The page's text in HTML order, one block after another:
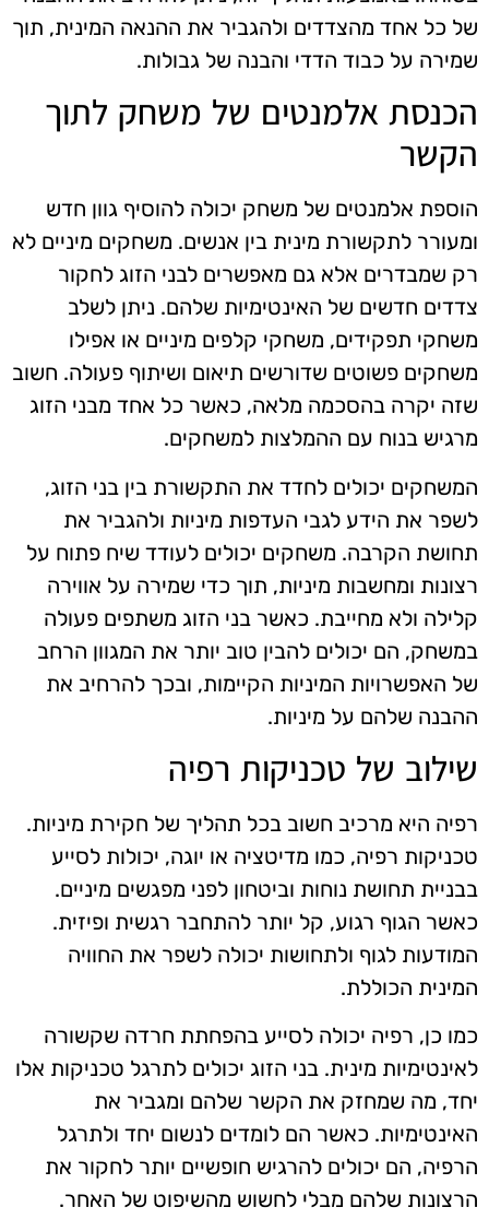
של כל אחד מהצדדים ולהגביר את ההנאה המינית, תוך
שמירה על כבוד הדדי והבנה של גבולות.
הכנסת אלמנטים של משחק לתוך
הקשר
הוספת אלמנטים של משחק יכולה להוסיף גוון חדש
ומעורר לתקשורת מינית בין אנשים. משחקים מיניים לא
רק שמבדרים אלא גם מאפשרים לבני הזוג לחקור
צדדים חדשים של האינטימיות שלהם. ניתן לשלב
משחקי תפקידים, משחקי קלפים מיניים או אפילו
משחקים פשוטים שדורשים תיאום ושיתוף פעולה. חשוב
שזה יקרה בהסכמה מלאה, כאשר כל אחד מבני הזוג
מרגיש בנוח עם ההמלצות למשחקים.
המשחקים יכולים לחדד את התקשורת בין בני הזוג,
לשפר את הידע לגבי העדפות מיניות ולהגביר את
תחושת הקרבה. משחקים יכולים לעודד שיח פתוח על
רצונות ומחשבות מיניות, תוך כדי שמירה על אווירה
קלילה ולא מחייבת. כאשר בני הזוג משתפים פעולה
במשחק, הם יכולים להבין טוב יותר את המגוון הרחב
של האפשרויות המיניות הקיימות, ובכך להרחיב את
ההבנה שלהם על מיניות.
שילוב של טכניקות רפיה
רפיה היא מרכיב חשוב בכל תהליך של חקירת מיניות.
טכניקות רפיה, כמו מדיטציה או יוגה, יכולות לסייע
בבניית תחושת נוחות וביטחון לפני מפגשים מיניים.
כאשר הגוף רגוע, קל יותר להתחבר רגשית ופיזית.
המודעות לגוף ולתחושות יכולה לשפר את החוויה
המינית הכוללת.
כמו כן, רפיה יכולה לסייע בהפחתת חרדה שקשורה
לאינטימיות מינית. בני הזוג יכולים לתרגל טכניקות אלו
יחד, מה שמחזק את הקשר שלהם ומגביר את
האינטימיות. כאשר הם לומדים לנשום יחד ולתרגל
הרפיה, הם יכולים להרגיש חופשיים יותר לחקור את
הרצונות שלהם מבלי לחשוש מהשיפוט של האחר.